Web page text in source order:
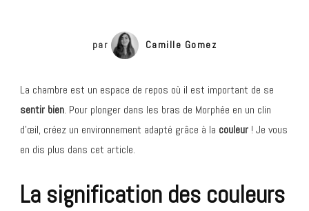
par Camille Gomez
La chambre est un espace de repos où il est important de se
sentir bien. Pour plonger dans les bras de Morphée en un clin
d’œil, créez un environnement adapté grâce à la couleur ! Je vous
en dis plus dans cet article.
La signification des couleurs